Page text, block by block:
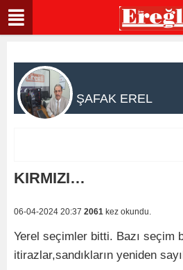
ŞAFAK EREL
KIRMIZI…
06-04-2024 20:37 2061 kez okundu.
Yerel seçimler bitti. Bazı seçim
itirazlar,sandıkların yeniden